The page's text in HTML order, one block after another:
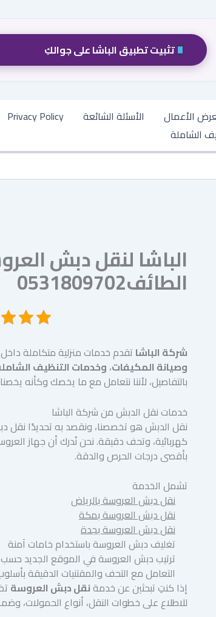
تثبيت تطبيق الباشا على جوالكِ
الأعمال الأسئلة الشائعة Privacy Policy
الشاملة
الباشا لنقل دبش
الطائف0531809702
شركة الباشا تقدم خدمات منزلية متكاملة
وصيانة المكيفات، وخدمات التنظيف
بالتفاصيل، لأننا نتعامل مع ما يخصك وكأنه
خدمات نقل الدبش من شركة الباشا
نقل الدبش هو تخصصنا، ونقصد به تحديدًا نقل
كهربائية، وتحف دقيقة. نحن نُدرك أن جهاز
بأقصى درجات الحرص والدقة.
تشمل الخدمة
نقل دبش العروسة بالرياض
نقل دبش العروسة بمكة
نقل دبش العروسة بجدة
تغليف دبش العروسة باستخدام خامات آمنة
ترتيب دبش العروسة في الموقع الجديد حسب
التعامل مع التحف والمقتنيات الدقيقة
إذا كنتِ تبحثين عن خدمة نقل دبش العروسة
للاطلاع على خطوات النقل، أنواع الحمولات،